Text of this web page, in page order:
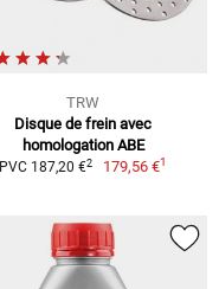
TRW
Disque de frein avec
homologation ABE
PVC 187,20 €2 179,56 €1